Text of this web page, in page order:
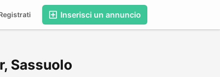
Inserisci un annuncio
Sassuolo